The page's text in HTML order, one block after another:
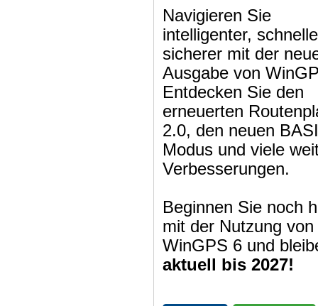
Navigieren Sie
intelligenter,
sicherer mit der
Ausgabe von
Entdecken Sie den
erneuerten
2.0, den neuen
Modus und viele
Verbesserungen.
Beginnen Sie noch
mit der Nutzung von
WinGPS 6 und
aktuell bis 2027!